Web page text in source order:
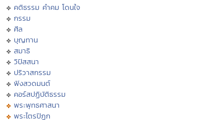
คติธรรม คำคม โดนใจ
กรรม
ศีล
บุญทาน
สมาธิ
วิปัสสนา
ปริวาสกรรม
ฟังสวดมนต์
คอร์สปฏิบัติธรรม
พระพุทธศาสนา
พระไตรปิฏก